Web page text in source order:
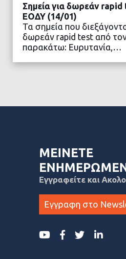
ΔΙΑΒΑΣΤΕ
Σημεία για δωρεάν
ΕΟΔΥ (14/01)
Τα σημεία που
δωρεάν rapid test από
παρακάτω: Ευρυτανία,…
ΜΕΙΝΕΤΕ
Εγγραφείτε και
Εγγραφη στο